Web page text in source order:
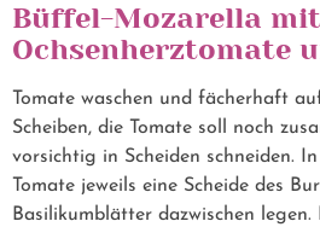
Büffel-Mozarella mit
Ochsenherztomate
Tomate waschen und fächerhaft
Scheiben, die Tomate soll noch
vorsichtig in Scheiden schneiden.
Tomate jeweils eine Scheide des
Basilikumblätter dazwischen